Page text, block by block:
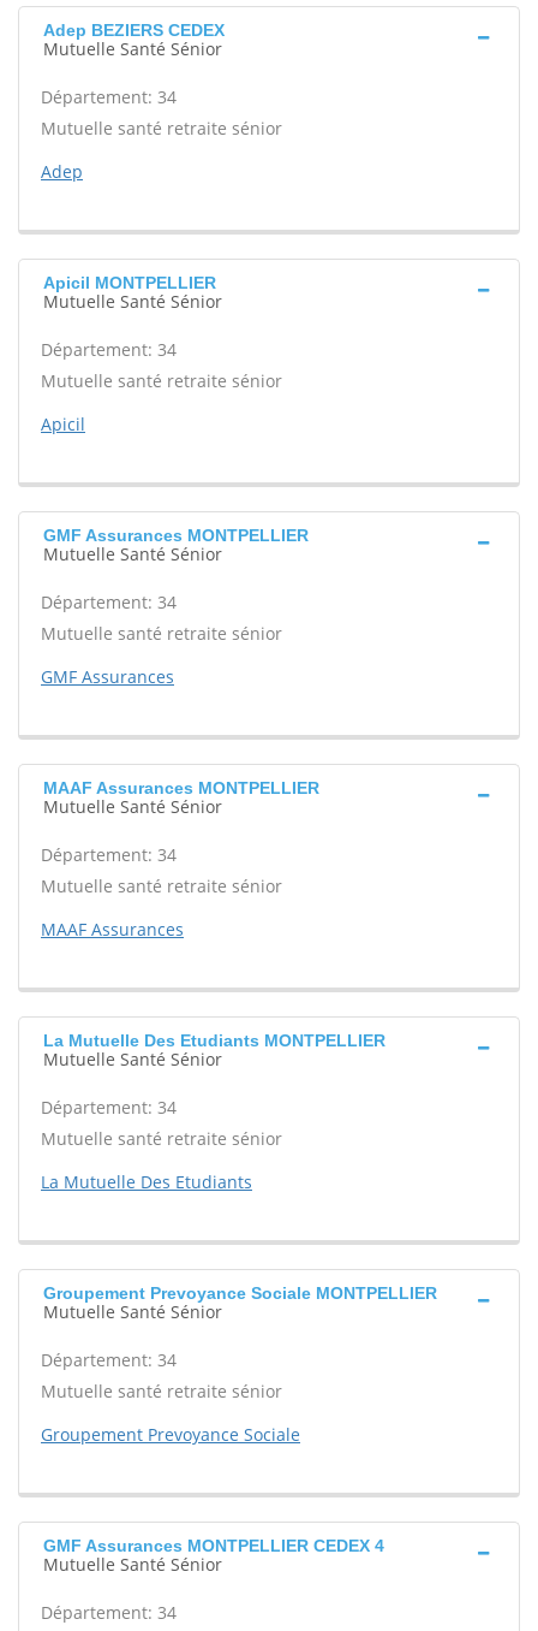
Adep BEZIERS CEDEX
Mutuelle Santé Sénior
Département: 34
Mutuelle santé retraite sénior
Adep
Apicil MONTPELLIER
Mutuelle Santé Sénior
Département: 34
Mutuelle santé retraite sénior
Apicil
GMF Assurances MONTPELLIER
Mutuelle Santé Sénior
Département: 34
Mutuelle santé retraite sénior
GMF Assurances
MAAF Assurances MONTPELLIER
Mutuelle Santé Sénior
Département: 34
Mutuelle santé retraite sénior
MAAF Assurances
La Mutuelle Des Etudiants MONTPELLIER
Mutuelle Santé Sénior
Département: 34
Mutuelle santé retraite sénior
La Mutuelle Des Etudiants
Groupement Prevoyance Sociale MONTPELLIER
Mutuelle Santé Sénior
Département: 34
Mutuelle santé retraite sénior
Groupement Prevoyance Sociale
GMF Assurances MONTPELLIER CEDEX 4
Mutuelle Santé Sénior
Département: 34